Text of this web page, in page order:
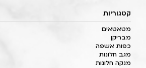
קטגוריות
מטאטאים
מבריקן
כפות אשפה
מגב חלונות
מנקה חלונות